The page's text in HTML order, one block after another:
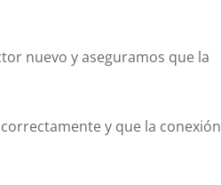
nuevo y aseguramos que la
y que la conexión